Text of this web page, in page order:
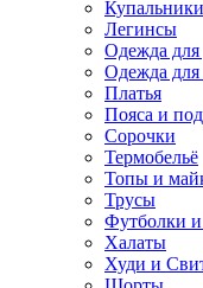
Купальники
Легинсы
Одежда для
Одежда для
Платья
Пояса и
Сорочки
Термобельё
Топы и
Трусы
Футболки и
Халаты
Худи и